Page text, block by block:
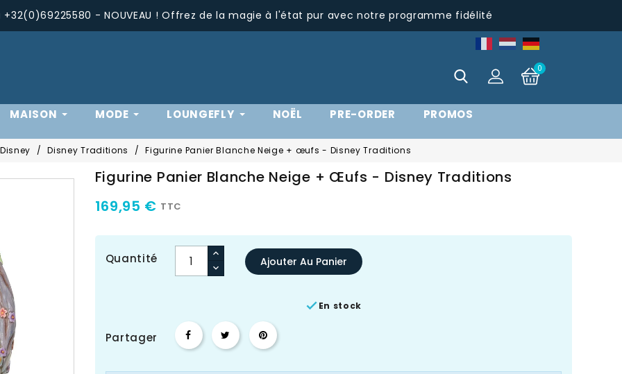
- NOUVEAU ! Offrez de la magie à l'état pur avec notre programme fidélité
0
MAISON MODE LOUNGEFLY NOËL PRE-ORDER PROMOS
Disney Traditions Figurine Panier Blanche Neige + œufs - Disney Traditions
Figurine Panier Blanche Neige + Œufs - Disney Traditions
169,95 € TTC
Quantité Ajouter Au Panier
En stock
Partager